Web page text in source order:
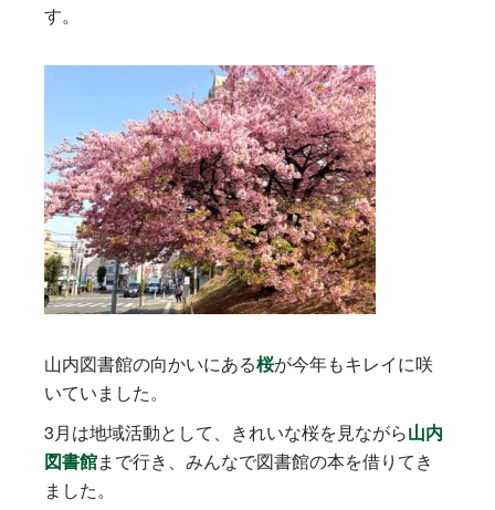
す。
山内図書館の向かいにある桜が今年もキレイに咲
いていました。
3月は地域活動として、きれいな桜を見ながら山内
図書館まで行き、みんなで図書館の本を借りてき
ました。